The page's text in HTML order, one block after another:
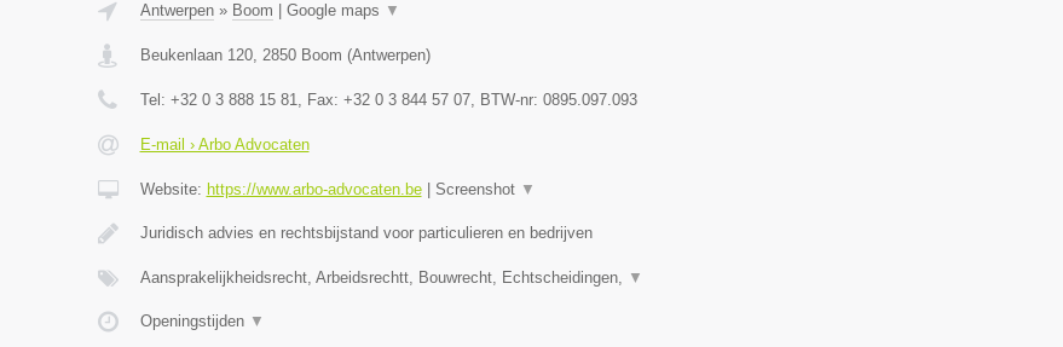
Antwerpen» Boom Google maps ▼
Beukenlaan 120, 2850 Boom (Antwerpen)
Tel: +32 0 3 888 15 81, Fax: +32 0 3 844 57 07, BTW-nr: 0895.097.093
E-mail › Arbo Advocaten
Website: https://www.arbo-advocaten.be| Screenshot ▼
Juridisch advies en rechtsbijstand voor particulieren en bedrijven
Aansprakelijkheidsrecht, Arbeidsrechtt, Bouwrecht, Echtscheidingen, ▼
Openingstijden ▼